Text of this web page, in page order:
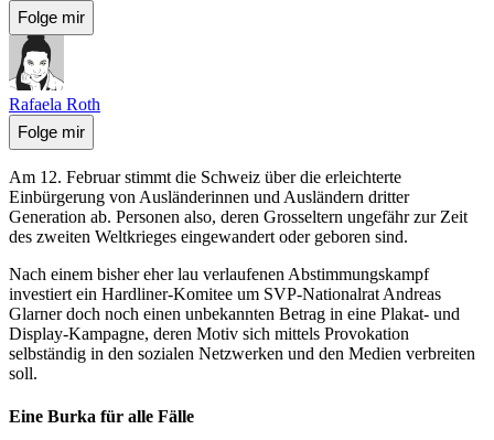
Folge mir
Rafaela Roth
Folge mir
Am 12. Februar stimmt die Schweiz über die erleichterte
Einbürgerung von Ausländerinnen und Ausländern dritter
Generation ab. Personen also, deren Grosseltern ungefähr zur Zeit
des zweiten Weltkrieges eingewandert oder geboren sind.
Nach einem bisher eher lau verlaufenen Abstimmungskampf
investiert ein Hardliner-Komitee um SVP-Nationalrat Andreas
Glarner doch noch einen unbekannten Betrag in eine Plakat- und
Display-Kampagne, deren Motiv sich mittels Provokation
selbständig in den sozialen Netzwerken und den Medien verbreiten
soll.
Eine Burka für alle Fälle